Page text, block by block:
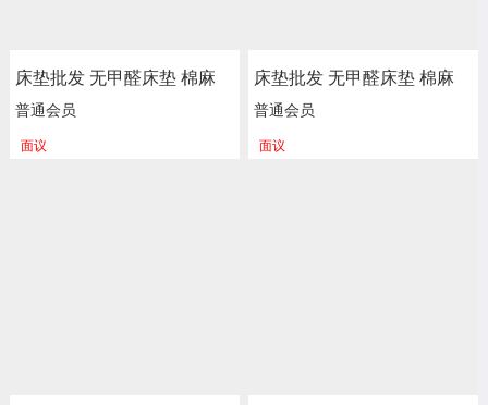
床垫批发 无甲醛床垫 棉麻
海绵 弹簧床垫 新楷琦家具
普通会员
面议
床垫批发 无甲醛床垫 棉麻
海绵 弹簧床垫 新楷琦家具
普通会员
面议